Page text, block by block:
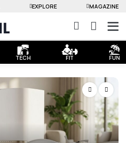
TECH FIT FUN
EXPLORE MAGAZINE